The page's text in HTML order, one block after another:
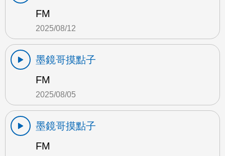
FM
2025/08/12
墨鏡哥摸點子
FM
2025/08/05
墨鏡哥摸點子
FM